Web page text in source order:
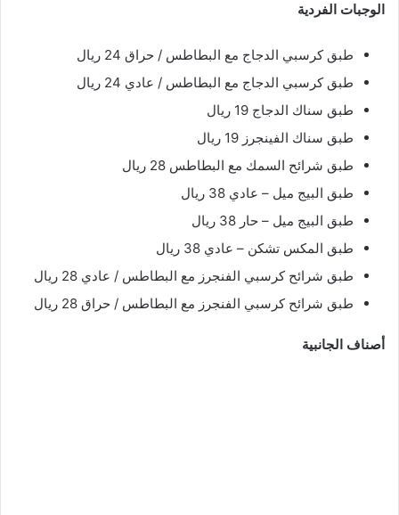
الوجبات الفردية
طبق كرسبي الدجاج مع البطاطس / حراق 24 ريال
طبق كرسبي الدجاج مع البطاطس / عادي 24 ريال
طبق سناك الدجاج 19 ريال
طبق سناك الفينجرز 19 ريال
طبق شرائح السمك مع البطاطس 28 ريال
طبق البيج ميل – عادي 38 ريال
طبق البيج ميل – حار 38 ريال
طبق المكس تشكن – عادي 38 ريال
طبق شرائح كرسبي الفنجرز مع البطاطس / عادي 28 ريال
طبق شرائح كرسبي الفنجرز مع البطاطس / حراق 28 ريال
أصناف الجانبية